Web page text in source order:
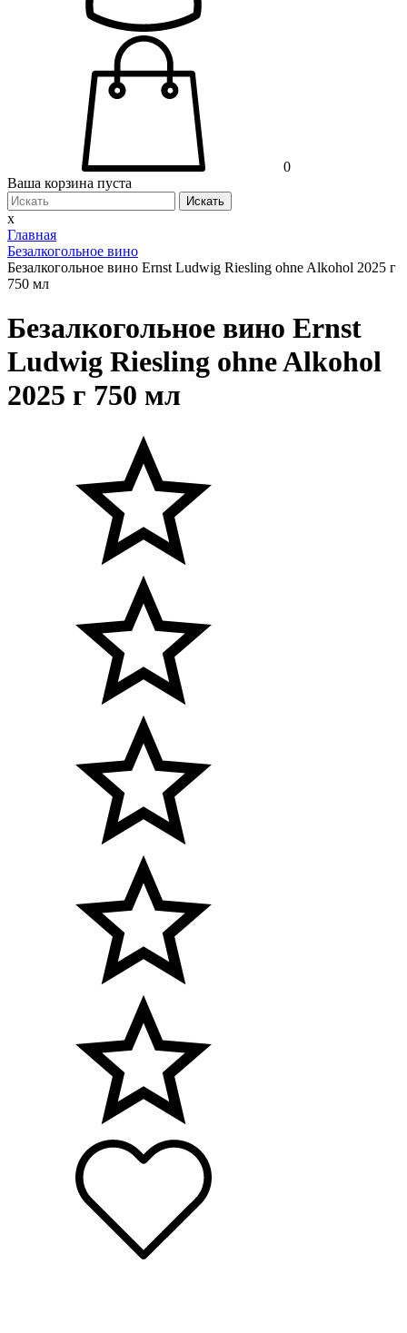
0
Ваша корзина пуста
Искать
x
Главная
Безалкогольное вино
Безалкогольное вино Ernst Ludwig Riesling ohne Alkohol 2025 г
750 мл
Безалкогольное вино Ernst
Ludwig Riesling ohne Alkohol
2025 г 750 мл